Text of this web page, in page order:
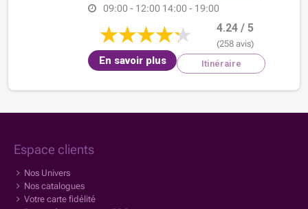
09:00 - 12:00 14:00 - 19:00
4.24 / 5
(258 avis)
En savoir plus Itinéraire
Espace clients
Nos Univers
Nos catalogues
Votre carte fidélité